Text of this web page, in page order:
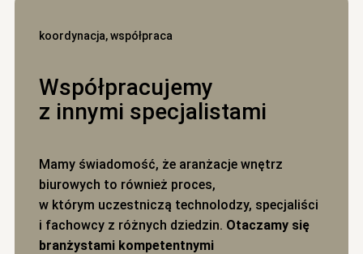
koordynacja, współpraca
Współpracujemy
z innymi specjalistami
Mamy świadomość, że aranżacje wnętrz
biurowych to również proces,
w którym uczestniczą technolodzy, specjaliści
i fachowcy z różnych dziedzin. Otaczamy się
branżystami kompetentnymi